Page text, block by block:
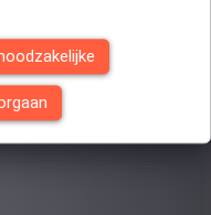
maand